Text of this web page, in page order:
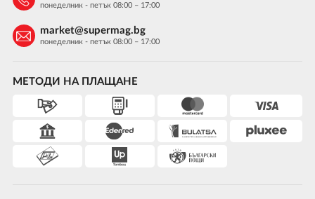
МЕТОДИ НА ПЛАЩАНЕ
понеделник - петък 08:00 – 17:00
market@supermag.bg
понеделник - петък 08:00 – 17:00